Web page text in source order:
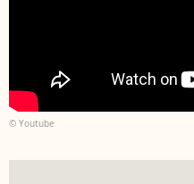
© Youtube